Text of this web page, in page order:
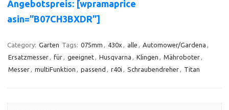
Angebotspreis: [wpramaprice
asin=”B07CH3BXDR”]
Category: Garten Tags: 075mm , 430x , alle , Automower/Gardena ,
Ersatzmesser, für, geeignet, Husqvarna , Klingen , Mähroboter,
Messer, multiFunktion , passend , r40i , Schraubendreher, Titan